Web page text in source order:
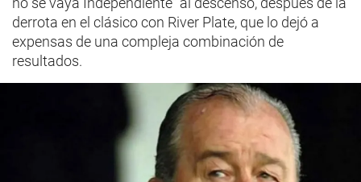
derrota en el clásico con River Plate, que lo dejó a
expensas de una compleja combinación de
resultados.